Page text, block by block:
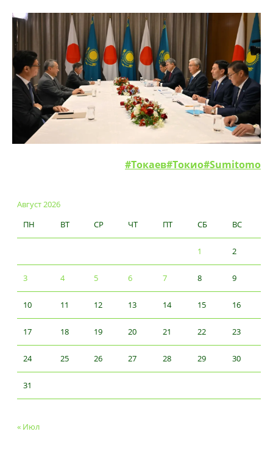
#Токаев#Токио#Sumitomo
Август 2026
ПН
ВТ СР ЧТ ПТ СБ ВС
1 2
3 4 5 6 7 8 9
10 11 12 13 14 15 16
17 18 19 20 21 22 23
24 25 26 27 28 29 30
31
« Июл